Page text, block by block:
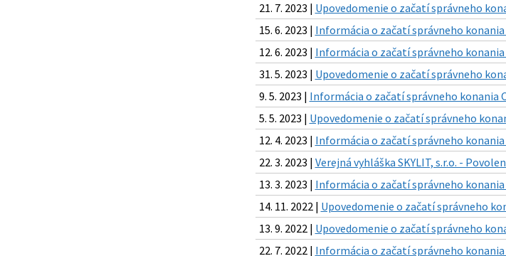
21. 7. 2023 | Upovedomenie o začatí správneho
15. 6. 2023 | Informácia o začatí správneho konania
12. 6. 2023 | Informácia o začatí správneho konania
31. 5. 2023 | Upovedomenie o začatí správneho
9. 5. 2023 | Informácia o začatí správneho konania
5. 5. 2023 | Upovedomenie o začatí správneho
12. 4. 2023 | Informácia o začatí správneho konania
22. 3. 2023 | Verejná vyhláška SKYLIT, s.r.o. -
13. 3. 2023 | Informácia o začatí správneho konania
14. 11. 2022 | Upovedomenie o začatí správneho
13. 9. 2022 | Upovedomenie o začatí správneho
22. 7. 2022 | Informácia o začatí správneho konania